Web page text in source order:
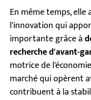
En même temps,
l'innovation qui
importante grâce à
recherche d'avant-
motrice de
marché qui opèrent
contribuent à la